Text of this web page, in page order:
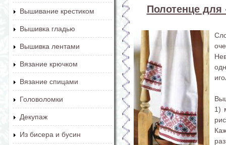
Вышивание крестиком
Вышивка гладью
Вышивка лентами
Вязание крючком
Вязание спицами
Головоломки
Декупаж
Из бисера и бусин
Полотенце для
1)